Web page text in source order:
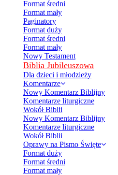
Format średni
Format mały
Paginatory
Format duży
Format średni
Format mały
Nowy Testament
Biblia Jubileuszowa
Dla dzieci i młodzieży
Komentarze
Nowy Komentarz Biblijny
Komentarze liturgiczne
Wokół Biblii
Nowy Komentarz Biblijny
Komentarze liturgiczne
Wokół Biblii
Oprawy na Pismo Święte
Format duży
Format średni
Format mały